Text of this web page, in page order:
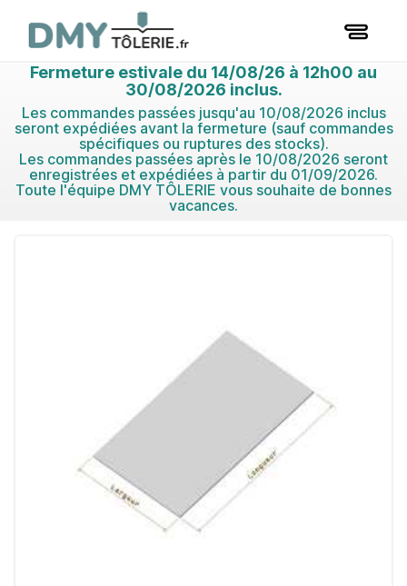
Fermeture estivale du 14/08/26 à 12h00 au
30/08/2026 inclus.
Les commandes passées jusqu'au 10/08/2026 inclus
seront expédiées avant la fermeture (sauf commandes
spécifiques ou ruptures des stocks).
Les commandes passées après le 10/08/2026 seront
enregistrées et expédiées à partir du 01/09/2026.
Toute l'équipe DMY TÔLERIE vous souhaite de bonnes
vacances.